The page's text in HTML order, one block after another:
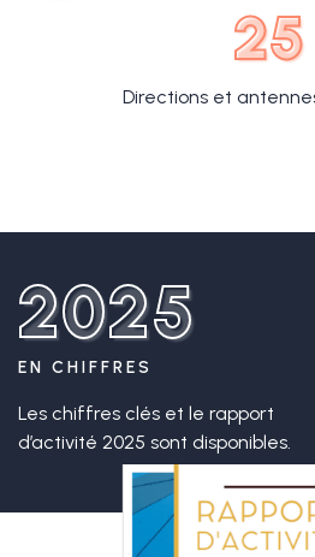
25
Directions et
2025
EN CHIFFRES
Les chiffres clés et le rapport
d’activité 2025 sont disponibles.